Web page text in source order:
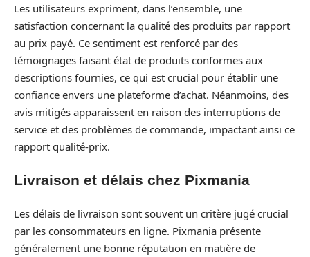
Les utilisateurs expriment, dans l’ensemble, une
satisfaction concernant la qualité des produits par rapport
au prix payé. Ce sentiment est renforcé par des
témoignages faisant état de produits conformes aux
descriptions fournies, ce qui est crucial pour établir une
confiance envers une plateforme d’achat. Néanmoins, des
avis mitigés apparaissent en raison des interruptions de
service et des problèmes de commande, impactant ainsi ce
rapport qualité-prix.
Livraison et délais chez Pixmania
Les délais de livraison sont souvent un critère jugé crucial
par les consommateurs en ligne. Pixmania présente
généralement une bonne réputation en matière de